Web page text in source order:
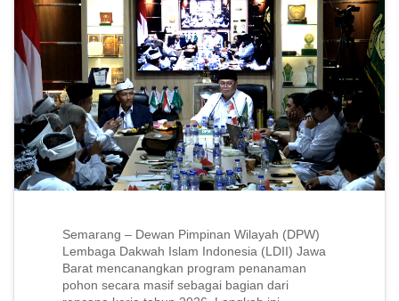
Semarang – Dewan Pimpinan Wilayah (DPW)
Lembaga Dakwah Islam Indonesia (LDII) Jawa
Barat mencanangkan program penanaman
pohon secara masif sebagai bagian dari